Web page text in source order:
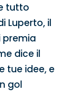
tutto
Luperto, il
dice il
tue idee, e
gol